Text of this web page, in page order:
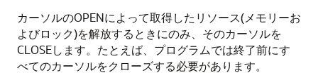
カーソルのOPENによって取得したリソース(メモリーお
よびロック)を解放するときにのみ、そのカーソルを
CLOSEします。たとえば、プログラムでは終了前にす
べてのカーソルをクローズする必要があります。